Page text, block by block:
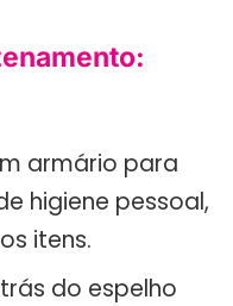
armário para
higiene pessoal,
itens.
do espelho